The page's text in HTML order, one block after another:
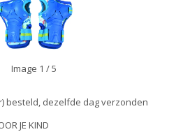
Image 1 / 5
besteld, dezelfde dag verzonden
JE KIND